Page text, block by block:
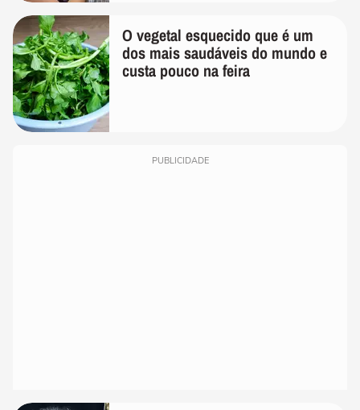
O vegetal esquecido que é um
dos mais saudáveis do mundo e
custa pouco na feira
PUBLICIDADE